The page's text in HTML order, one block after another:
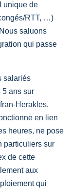
unique de
RTT, …)
saluons
qui passe
salariés
5 ans sur
Herakles.
en lien
heures, ne pose
particuliers sur
de cette
aux
qui